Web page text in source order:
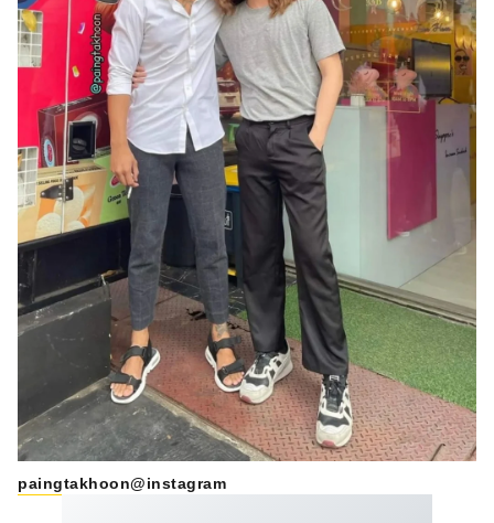
paingtakhoon@instagram